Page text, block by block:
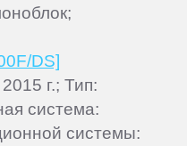
DS]
г.; Тип:
система:
системы: